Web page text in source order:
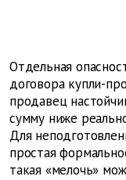
Отдельная
договора купли-
продавец
сумму ниже
Для
простая
такая «мелочь»